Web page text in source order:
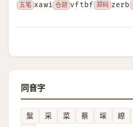
五笔 xawi 仓颉 vftbf 郑码 zerb
同音字
䰂 采 菜 蔡 埰 縩